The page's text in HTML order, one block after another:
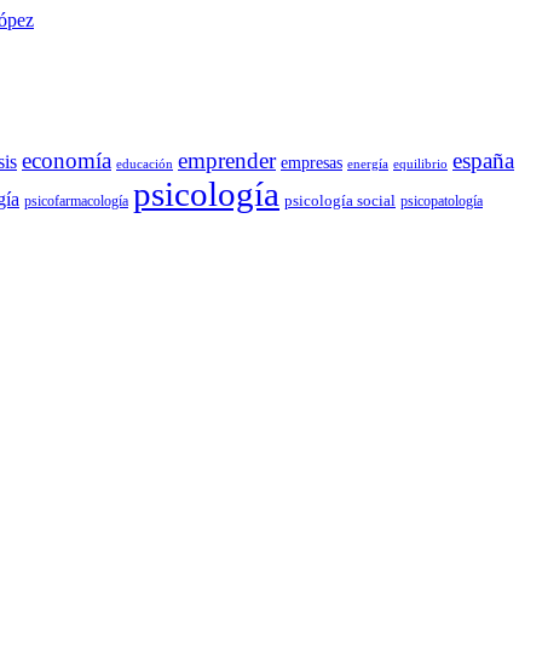
economía educación emprender empresas energía equilibrio españa
psicofarmacología psicología psicología social psicopatología